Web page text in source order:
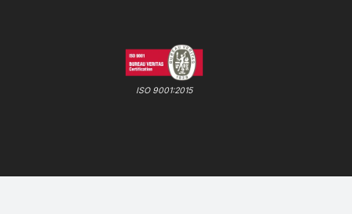
ISO 9001:2015